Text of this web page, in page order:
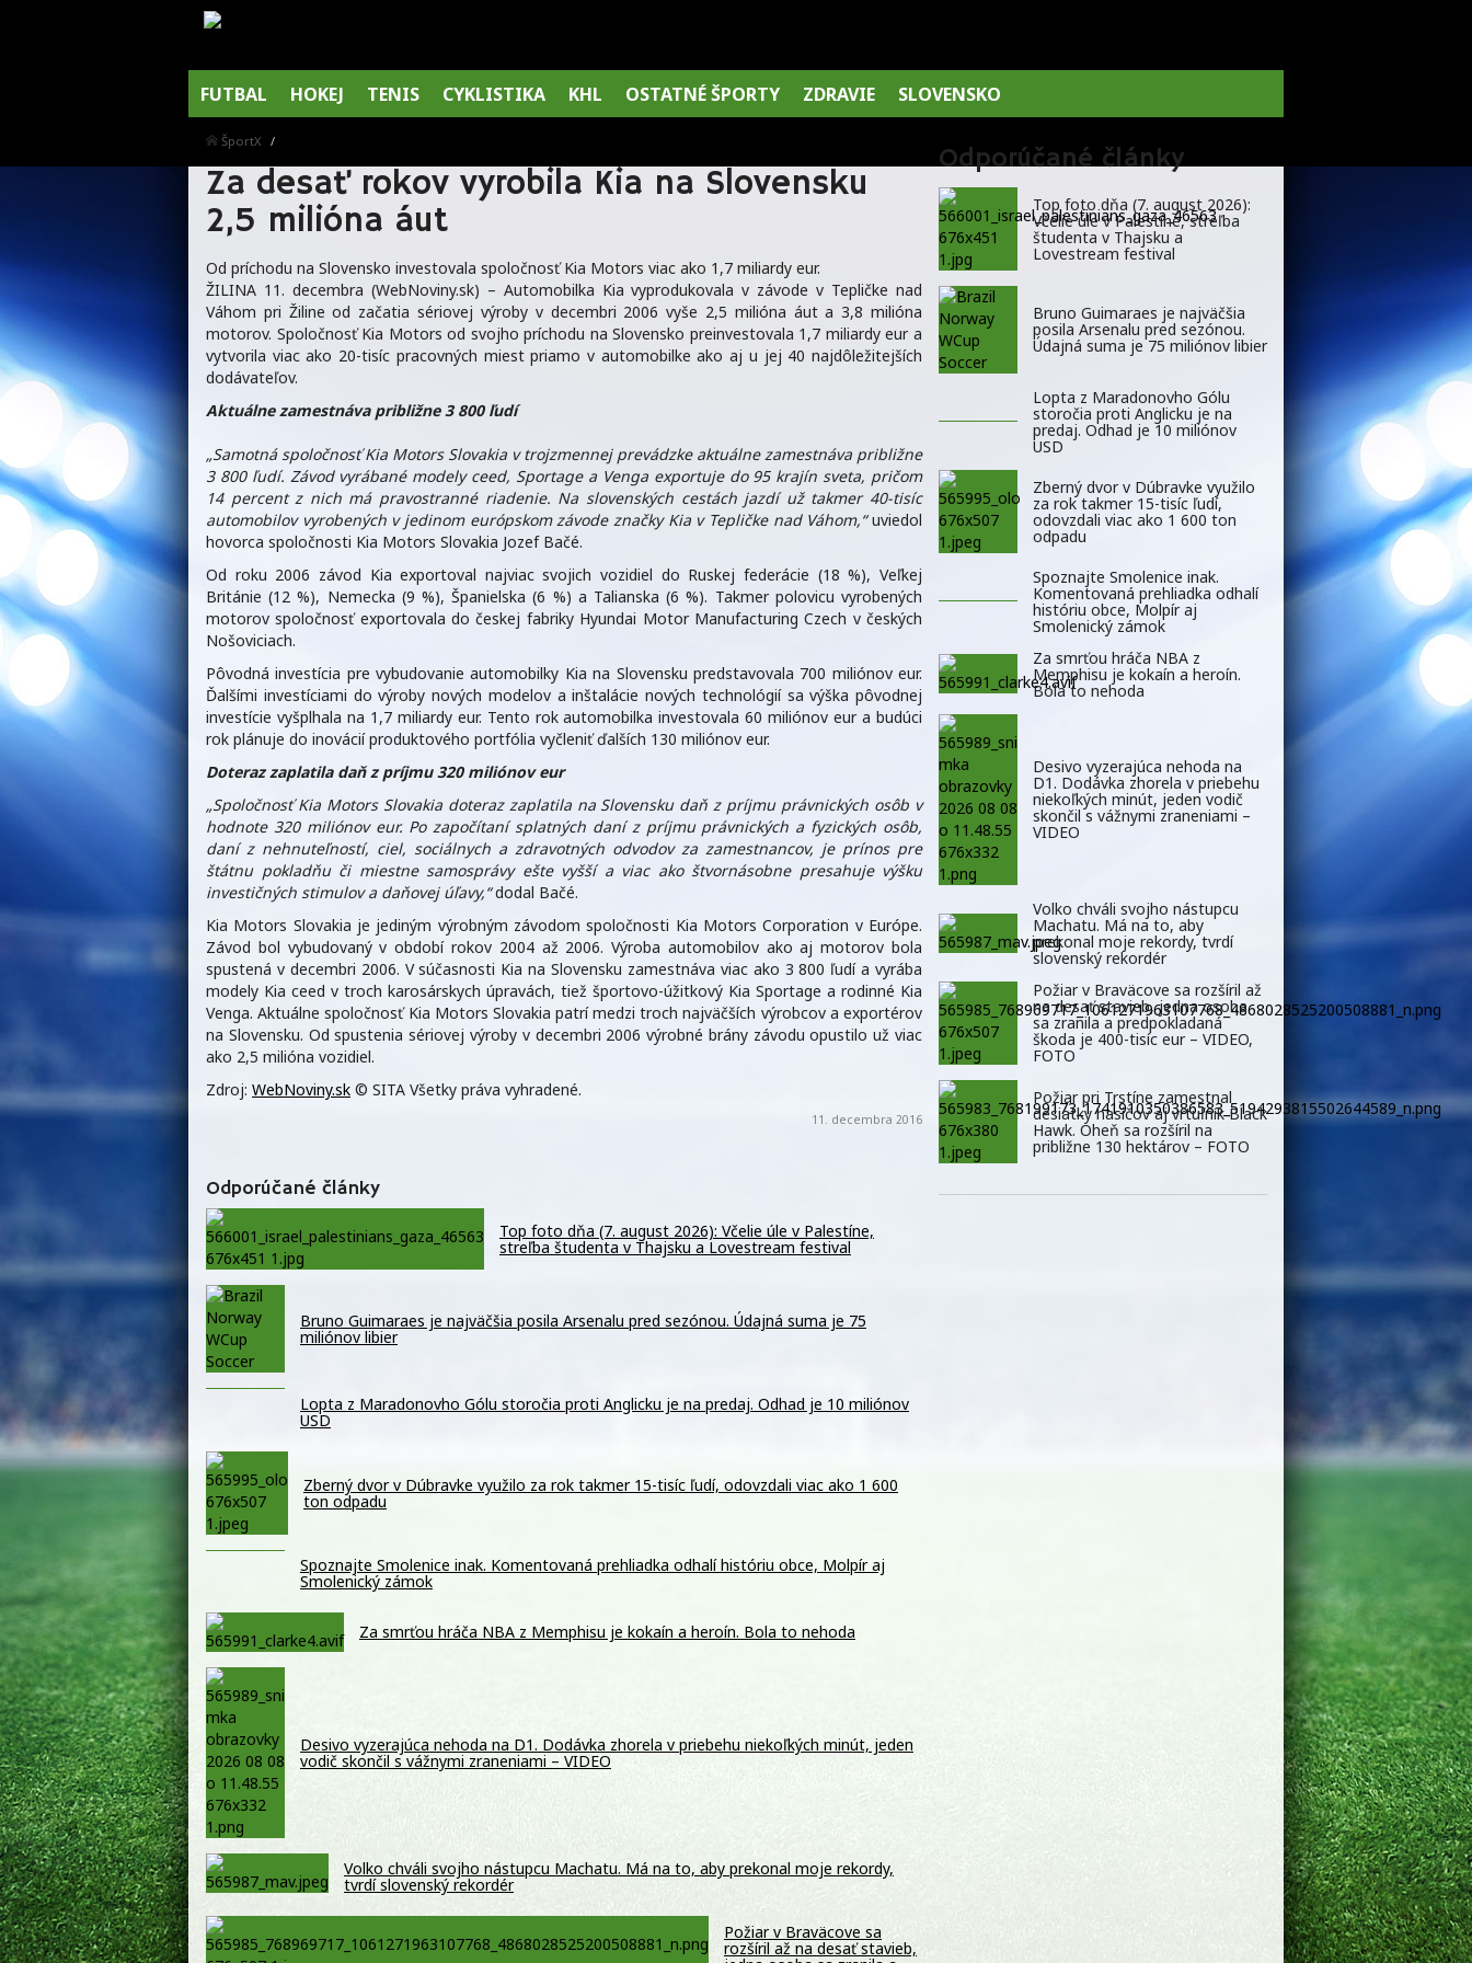
FUTBAL HOKEJ TENIS CYKLISTIKA KHL OSTATNÉ ŠPORTY ZDRAVIE SLOVENSKO
ŠportX
Za desať rokov vyrobila Kia na Slovensku
2,5 milióna áut
Od príchodu na Slovensko investovala spoločnosť Kia Motors viac ako 1,7 miliardy eur.
ŽILINA 11. decembra (WebNoviny.sk) – Automobilka Kia vyprodukovala v závode v Tepličke nad
Váhom pri Žiline od začatia sériovej výroby v decembri 2006 vyše 2,5 milióna áut a 3,8 milióna
motorov. Spoločnosť Kia Motors od svojho príchodu na Slovensko preinvestovala 1,7 miliardy eur a
vytvorila viac ako 20-tisíc pracovných miest priamo v automobilke ako aj u jej 40 najdôležitejších
dodávateľov.
Aktuálne zamestnáva približne 3 800 ľudí
„Samotná spoločnosť Kia Motors Slovakia v trojzmennej prevádzke aktuálne zamestnáva približne
3 800 ľudí. Závod vyrábané modely ceed, Sportage a Venga exportuje do 95 krajín sveta, pričom
14 percent z nich má pravostranné riadenie. Na slovenských cestách jazdí už takmer 40-tisíc
automobilov vyrobených v jedinom európskom závode značky Kia v Tepličke nad Váhom,“uviedol
hovorca spoločnosti Kia Motors Slovakia Jozef Bačé.
Od roku 2006 závod Kia exportoval najviac svojich vozidiel do Ruskej federácie (18 %), Veľkej
Británie (12 %), Nemecka (9 %), Španielska (6 %) a Talianska (6 %). Takmer polovicu vyrobených
motorov spoločnosť exportovala do českej fabriky Hyundai Motor Manufacturing Czech v českých
Nošoviciach.
Pôvodná investícia pre vybudovanie automobilky Kia na Slovensku predstavovala 700 miliónov eur.
Ďalšími investíciami do výroby nových modelov a inštalácie nových technológií sa výška pôvodnej
investície vyšplhala na 1,7 miliardy eur. Tento rok automobilka investovala 60 miliónov eur a budúci
rok plánuje do inovácií produktového portfólia vyčleniť ďalších 130 miliónov eur.
Doteraz zaplatila daň z príjmu 320 miliónov eur
„Spoločnosť Kia Motors Slovakia doteraz zaplatila na Slovensku daň z príjmu právnických osôb v
hodnote 320 miliónov eur. Po započítaní splatných daní z príjmu právnických a fyzických osôb,
daní z nehnuteľností, ciel, sociálnych a zdravotných odvodov za zamestnancov, je prínos pre
štátnu pokladňu či miestne samosprávy ešte vyšší a viac ako štvornásobne presahuje výšku
investičných stimulov a daňovej úľavy,“dodal Bačé.
Kia Motors Slovakia je jediným výrobným závodom spoločnosti Kia Motors Corporation v Európe.
Závod bol vybudovaný v období rokov 2004 až 2006. Výroba automobilov ako aj motorov bola
spustená v decembri 2006. V súčasnosti Kia na Slovensku zamestnáva viac ako 3 800 ľudí a vyrába
modely Kia ceed v troch karosárskych úpravách, tiež športovo-úžitkový Kia Sportage a rodinné Kia
Venga. Aktuálne spoločnosť Kia Motors Slovakia patrí medzi troch najväčších výrobcov a exportérov
na Slovensku. Od spustenia sériovej výroby v decembri 2006 výrobné brány závodu opustilo už viac
ako 2,5 milióna vozidiel.
Zdroj: WebNoviny.sk © SITA Všetky práva vyhradené.
11. decembra 2016
Odporúčané články
Top foto dňa (7. august 2026): Včelie úle v Palestíne,
streľba študenta v Thajsku a Lovestream festival
Bruno Guimaraes je najväčšia posila Arsenalu pred sezónou. Údajná suma je 75
miliónov libier
Lopta z Maradonovho Gólu storočia proti Anglicku je na predaj. Odhad je 10 miliónov
USD
Zberný dvor v Dúbravke využilo za rok takmer 15-tisíc ľudí, odovzdali viac ako 1 600
ton odpadu
Spoznajte Smolenice inak. Komentovaná prehliadka odhalí históriu obce, Molpír aj
Smolenický zámok
Za smrťou hráča NBA z Memphisu je kokaín a heroín. Bola to nehoda
Desivo vyzerajúca nehoda na D1. Dodávka zhorela v priebehu niekoľkých minút, jeden
vodič skončil s vážnymi zraneniami – VIDEO
Volko chváli svojho nástupcu Machatu. Má na to, aby prekonal moje rekordy,
tvrdí slovenský rekordér
Požiar v Braväcove sa
rozšíril až na desať stavieb,
Odporúčané články
Top foto dňa (7. august 2026):
Včelie úle v Palestíne, streľba
študenta v Thajsku a
Lovestream festival
Bruno Guimaraes je najväčšia
posila Arsenalu pred sezónou.
Údajná suma je 75 miliónov libier
Lopta z Maradonovho Gólu
storočia proti Anglicku je na
predaj. Odhad je 10 miliónov
USD
Zberný dvor v Dúbravke využilo
za rok takmer 15-tisíc ľudí,
odovzdali viac ako 1 600 ton
odpadu
Spoznajte Smolenice inak.
Komentovaná prehliadka odhalí
históriu obce, Molpír aj
Smolenický zámok
Za smrťou hráča NBA z
Memphisu je kokaín a heroín.
Bola to nehoda
Desivo vyzerajúca nehoda na
D1. Dodávka zhorela v priebehu
niekoľkých minút, jeden vodič
skončil s vážnymi zraneniami –
VIDEO
Volko chváli svojho nástupcu
Machatu. Má na to, aby
prekonal moje rekordy, tvrdí
slovenský rekordér
Požiar v Braväcove sa rozšíril až
na desať stavieb, jedna osoba
sa zranila a predpokladaná
škoda je 400-tisíc eur – VIDEO,
FOTO
Požiar pri Trstíne zamestnal
desiatky hasičov aj vrtuľník Black
Hawk. Oheň sa rozšíril na
približne 130 hektárov – FOTO